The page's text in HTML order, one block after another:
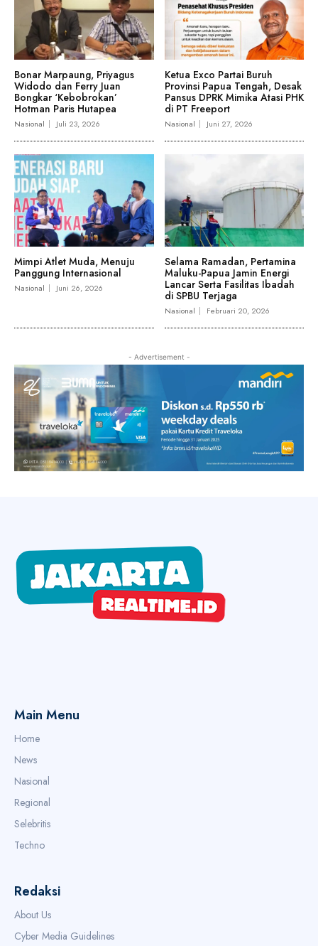
Bonar Marpaung, Priyagus
Widodo dan Ferry Juan
Bongkar ‘Kebobrokan’
Hotman Paris Hutapea
Nasional Juli 23, 2026
Ketua Exco Partai Buruh
Provinsi Papua Tengah, Desak
Pansus DPRK Mimika Atasi PHK
di PT Freeport
Nasional Juni 27, 2026
Mimpi Atlet Muda, Menuju
Panggung Internasional
Nasional Juni 26, 2026
Selama Ramadan, Pertamina
Maluku-Papua Jamin Energi
Lancar Serta Fasilitas Ibadah
di SPBU Terjaga
Nasional Februari 20, 2026
- Advertisement -
Main Menu
Home
News
Nasional
Regional
Selebritis
Techno
Redaksi
About Us
Cyber Media Guidelines